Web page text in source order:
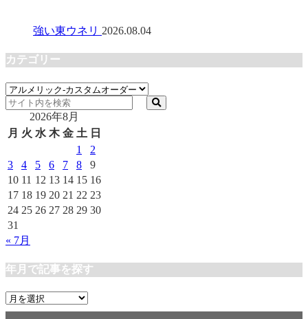
強い東ウネリ 2026.08.04
カテゴリー
カ
テ
リ
2026年8月
月 火 水 木 金 土 日
1
2
3
4 5 6 7 8
9
10 11 12 13 14 15 16
17 18 19 20 21 22 23
24 25 26 27 28 29 30
31
« 7月
年月で記事を探す
年
月